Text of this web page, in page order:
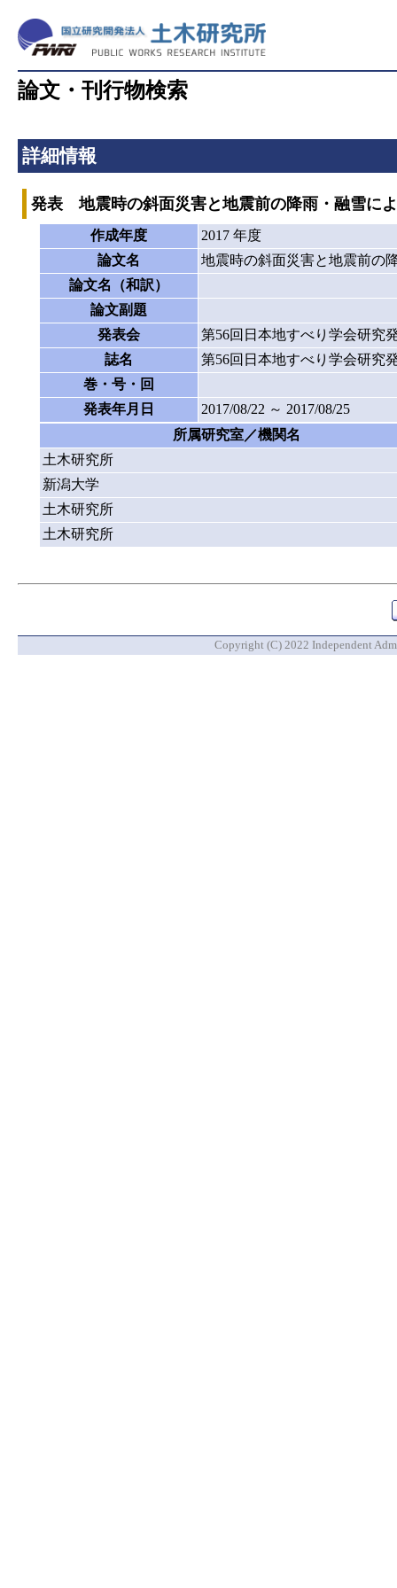
論文・刊行物検索
詳細情報
発表 地震時の斜面災害と地震前の降雨・融雪に
作成年度
2017 年度
論文名
地震時の斜面災害と地震前の
論文名（和訳）
論文副題
発表会
第56回日本地すべり学会研
誌名
第56回日本地すべり学会研究
巻・号・回
発表年月日
2017/08/22 ～ 2017/08/25
所属研究室／機関名
土木研究所
新潟大学
土木研究所
土木研究所
Copyright (C) 2022 Independent